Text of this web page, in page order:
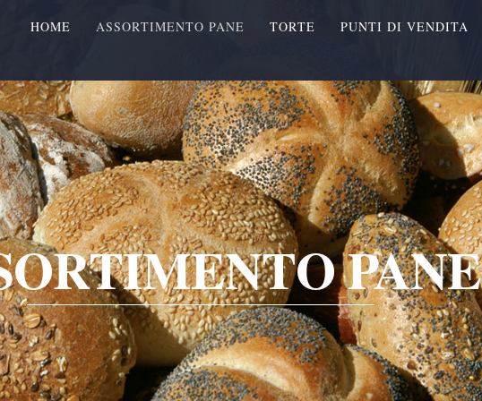
HOME ASSORTIMENTO PANE TORTE PUNTI DI VENDITA
PANE